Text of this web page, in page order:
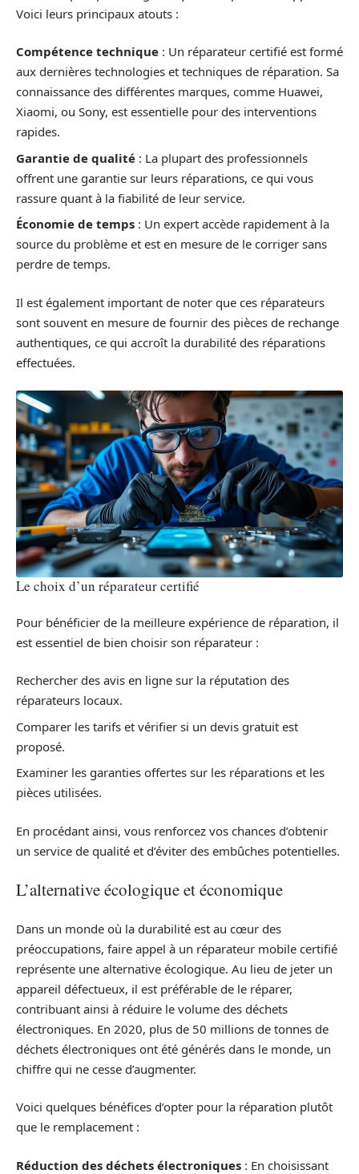
Voici leurs principaux atouts :
Compétence technique : Un réparateur certifié est formé
aux dernières technologies et techniques de réparation. Sa
connaissance des différentes marques, comme Huawei,
Xiaomi, ou Sony, est essentielle pour des interventions
rapides.
Garantie de qualité : La plupart des professionnels
offrent une garantie sur leurs réparations, ce qui vous
rassure quant à la fiabilité de leur service.
Économie de temps : Un expert accède rapidement à la
source du problème et est en mesure de le corriger sans
perdre de temps.
Il est également important de noter que ces réparateurs
sont souvent en mesure de fournir des pièces de rechange
authentiques, ce qui accroît la durabilité des réparations
effectuées.
Le choix d’un réparateur certifié
Pour bénéficier de la meilleure expérience de réparation, il
est essentiel de bien choisir son réparateur :
Rechercher des avis en ligne sur la réputation des
réparateurs locaux.
Comparer les tarifs et vérifier si un devis gratuit est
proposé.
Examiner les garanties offertes sur les réparations et les
pièces utilisées.
En procédant ainsi, vous renforcez vos chances d’obtenir
un service de qualité et d’éviter des embûches potentielles.
L’alternative écologique et économique
Dans un monde où la durabilité est au cœur des
préoccupations, faire appel à un réparateur mobile certifié
représente une alternative écologique. Au lieu de jeter un
appareil défectueux, il est préférable de le réparer,
contribuant ainsi à réduire le volume des déchets
électroniques. En 2020, plus de 50 millions de tonnes de
déchets électroniques ont été générés dans le monde, un
chiffre qui ne cesse d’augmenter.
Voici quelques bénéfices d’opter pour la réparation plutôt
que le remplacement :
Réduction des déchets électroniques : En choisissant